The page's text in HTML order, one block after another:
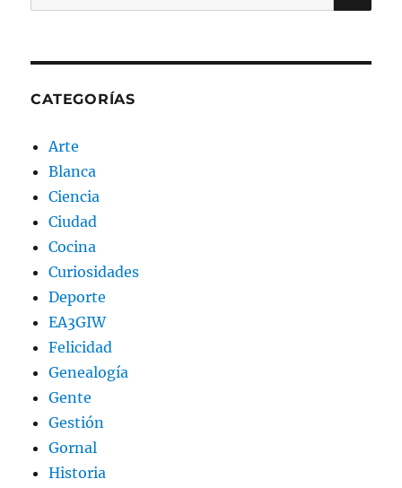
por:
CATEGORÍAS
Arte
Blanca
Ciencia
Ciudad
Cocina
Curiosidades
Deporte
EA3GIW
Felicidad
Genealogía
Gente
Gestión
Gornal
Historia